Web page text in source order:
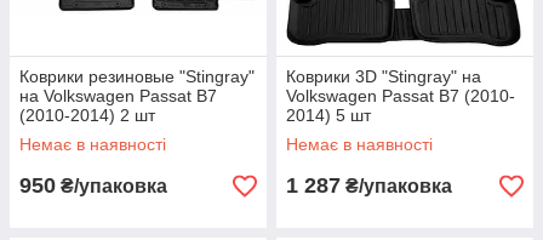
Коврики резиновые "Stingray"
на Volkswagen Passat B7
(2010-2014) 2 шт
Немає в наявності
950 ₴/упаковка
Коврики 3D "Stingray" на
Volkswagen Passat B7 (2010-
2014) 5 шт
Немає в наявності
1 287 ₴/упаковка